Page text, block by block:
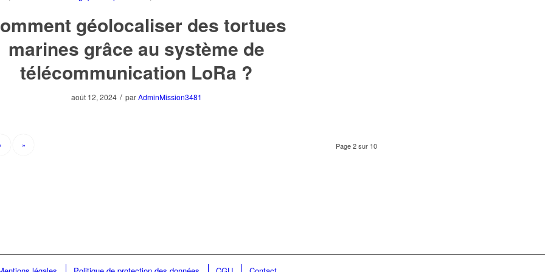
géolocaliser des tortues
marines grâce au système de
télécommunication LoRa ?
août 12, 2024 / parAdminMission3481
Page 2 sur 10
› »